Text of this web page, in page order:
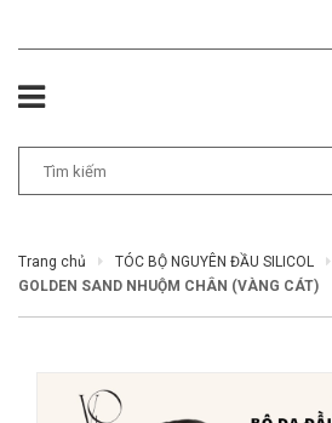
Trang chủ TÓC BỘ NGUYÊN ĐẦU SILICOL
GOLDEN SAND NHUỘM CHÂN (VÀNG CÁT)